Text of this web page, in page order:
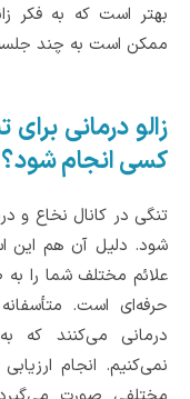
بهتر است که به فکر
ممکن است به چند جلسه
زالو درمانی
کسی انجام شود؟
تنگی در کانال نخاع و
شود. دلیل آن هم این
علائم مختلف شما را
حرفه‌ای است.
درمانی می‌کنند که
نمی‌کنیم. انجام